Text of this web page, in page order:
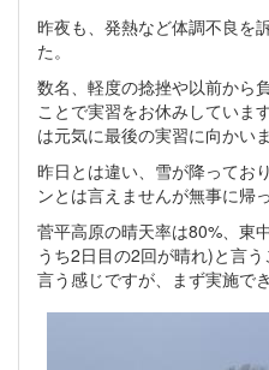
昨夜も、発熱など体調不良を
た。
数名、軽度の捻挫や以前から
ことで実習をお休みしていま
は元気に最後の実習に向かい
昨日とは違い、雪が降ってお
ンとは言えませんが無事に帰
菅平高原の晴天率は80%、東
うち2日目の2回が晴れ)と言
言う感じですが、まず実施で